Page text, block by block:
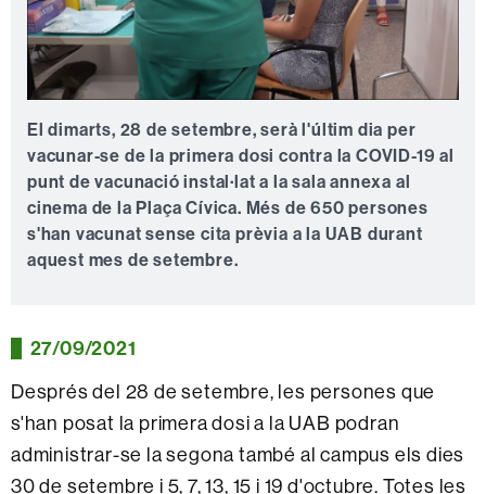
El dimarts, 28 de setembre, serà l'últim dia per
vacunar-se de la primera dosi contra la COVID-19 al
punt de vacunació instal·lat a la sala annexa al
cinema de la Plaça Cívica. Més de 650 persones
s'han vacunat sense cita prèvia a la UAB durant
aquest mes de setembre.
27/09/2021
Després del 28 de setembre, les persones que
s'han posat la primera dosi a la UAB podran
administrar-se la segona també al campus els dies
30 de setembre i 5, 7, 13, 15 i 19 d'octubre. Totes les